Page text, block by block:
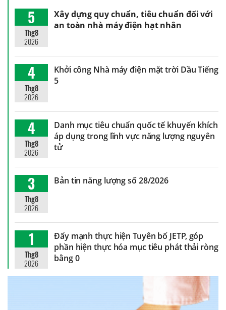
5
Thg8
2026
Xây dựng quy chuẩn, tiêu chuẩn đối với
an toàn nhà máy điện hạt nhân
4
Thg8
2026
Khởi công Nhà máy điện mặt trời Dầu Tiếng
5
4
Thg8
2026
Danh mục tiêu chuẩn quốc tế khuyến khích
áp dụng trong lĩnh vực năng lượng nguyên
tử
3
Thg8
2026
Bản tin năng lượng số 28/2026
1
Thg8
2026
Đẩy mạnh thực hiện Tuyên bố JETP, góp
phần hiện thực hóa mục tiêu phát thải ròng
bằng 0